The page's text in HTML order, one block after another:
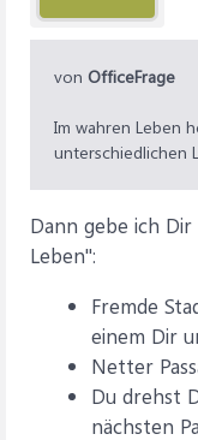
von OfficeFrage
Im wahren Leben
unterschiedlichen
Dann gebe ich
Leben":
Fremde
einem Dir
Netter
Du drehst
nächsten